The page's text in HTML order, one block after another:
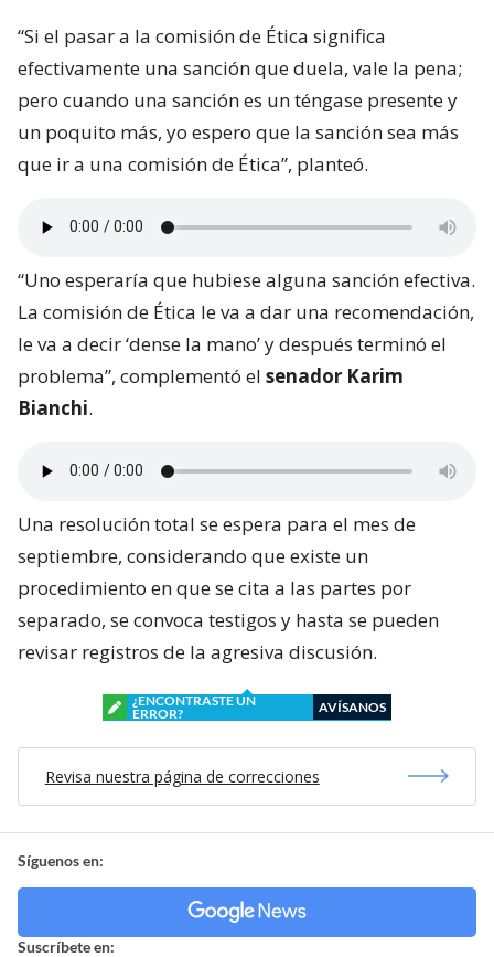
“Si el pasar a la comisión de Ética significa
efectivamente una sanción que duela, vale la pena;
pero cuando una sanción es un téngase presente y
un poquito más, yo espero que la sanción sea más
que ir a una comisión de Ética”, planteó.
“Uno esperaría que hubiese alguna sanción efectiva.
La comisión de Ética le va a dar una recomendación,
le va a decir ‘dense la mano’ y después terminó el
problema”, complementó el senador Karim
Bianchi.
Una resolución total se espera para el mes de
septiembre, considerando que existe un
procedimiento en que se cita a las partes por
separado, se convoca testigos y hasta se pueden
revisar registros de la agresiva discusión.
¿ENCONTRASTE UN
ERROR?
AVÍSANOS
Revisa nuestra página de correcciones
Síguenos en:
Suscríbete en: